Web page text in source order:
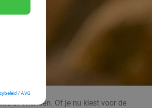
/ AVG
of vrienden. Of je nu kiest voor de